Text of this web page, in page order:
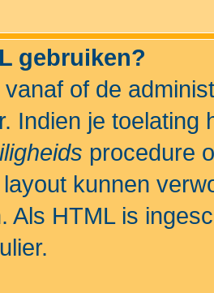
gebruiken?
of de
Indien je
procedure
kunnen
Als HTML is